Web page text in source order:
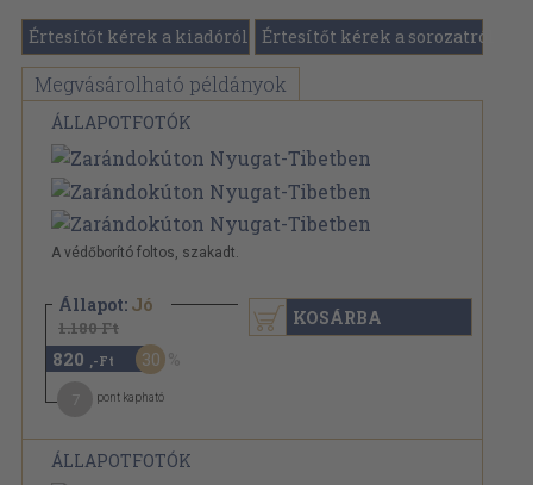
Értesítőt kérek a kiadóról Értesítőt kérek a sorozatról
Megvásárolható példányok
ÁLLAPOTFOTÓK
A védőborító foltos, szakadt.
Állapot: Jó
1.180 Ft
820 ,-Ft 30
pont kapható
KOSÁRBA
ÁLLAPOTFOTÓK